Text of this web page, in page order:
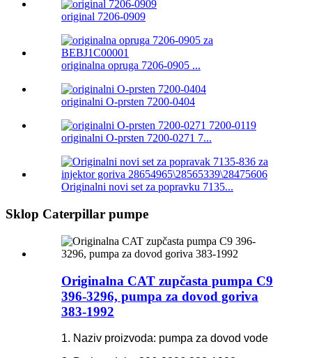
original 7206-0909
originalna opruga 7206-0905 ...
originalni O-prsten 7200-0404
originalni O-prsten 7200-0271 7...
Originalni novi set za popravku 7135...
Sklop Caterpillar pumpe
Originalna CAT zupčasta pumpa C9
396-3296, pumpa za dovod goriva
383-1992
1. Naziv proizvoda: pumpa za dovod vode